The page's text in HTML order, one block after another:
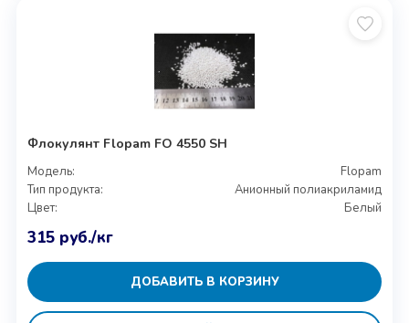
Флокулянт Flopam FO 4550 SH
Модель:
Flopam
Тип продукта:
Анионный полиакриламид
Цвет:
Белый
315 руб./кг
ДОБАВИТЬ В КОРЗИНУ